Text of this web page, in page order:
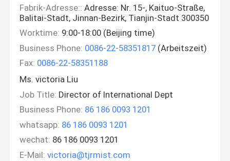
Fabrik-Adresse:: Adresse: Nr. 15-, Kaituo-Straße,
Balitai-Stadt, Jinnan-Bezirk, Tianjin-Stadt 300350
Worktime: 9:00-18:00 (Beijing time)
Business Phone: 0086-22-58351817 (Arbeitszeit)
Fax: 0086-22-58351188
Ms. victoria Liu
Job Title: Director of International Dept
Business Phone: 86 186 0093 1201
whatsapp: 86 186 0093 1201
wechat: 86 186 0093 1201
E-Mail: victoria@tjrmist.com